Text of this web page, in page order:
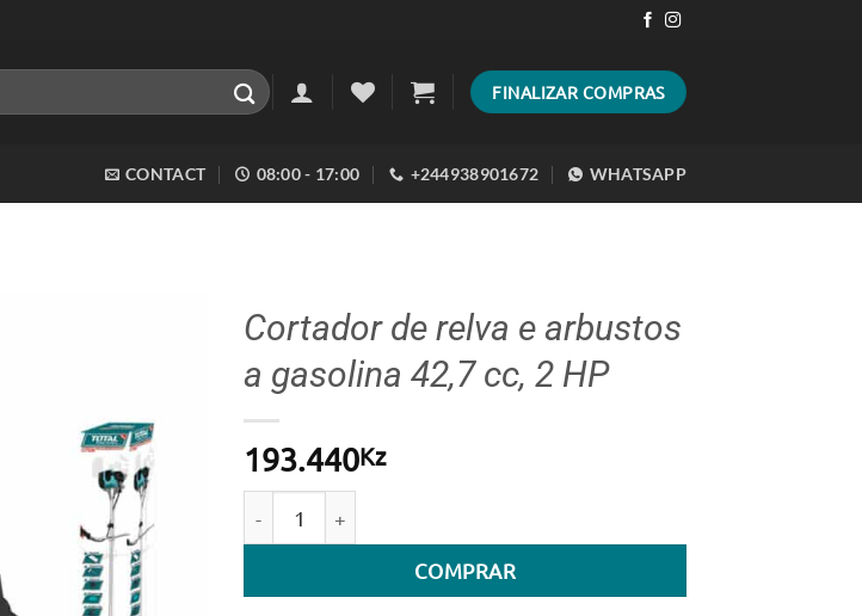
FINALIZAR COMPRAS
CONTACT 08:00 - 17:00 +244938901672 WHATSAPP
desejos
Cortador de relva e arbustos
a gasolina 42,7 cc, 2 HP
193.440Kz
COMPRAR